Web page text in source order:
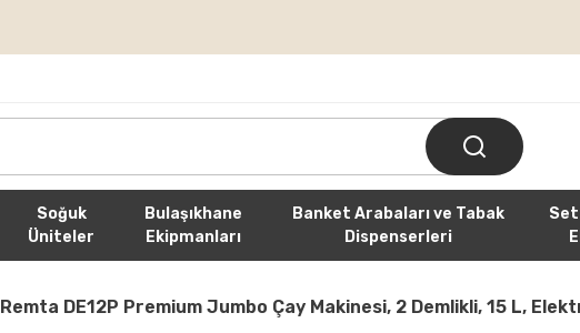
Soğuk
Üniteler
Bulaşıkhane
Ekipmanları
Banket Arabaları ve Tabak
Dispenserleri
Remta DE12P Premium Jumbo Çay Makinesi, 2 Demlikli, 15 L,